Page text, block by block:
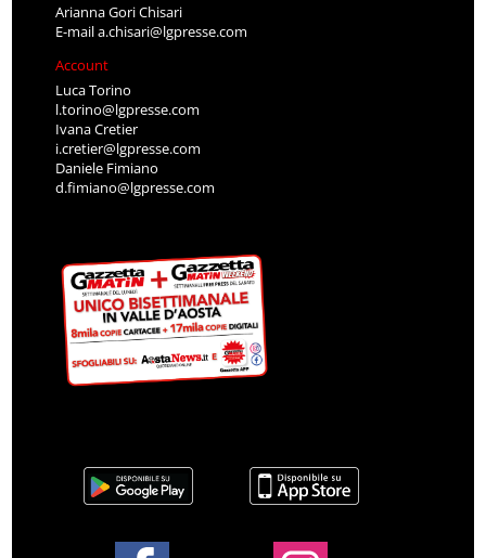
Arianna Gori Chisari
E-maila.chisari@lgpresse.com
Account
Luca Torino
l.torino@lgpresse.com
Ivana Cretier
i.cretier@lgpresse.com
Daniele Fimiano
d.fimiano@lgpresse.com